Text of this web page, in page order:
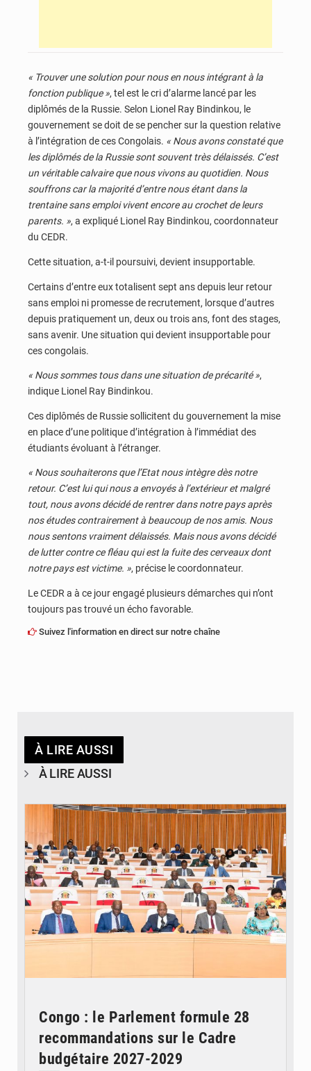
« Trouver une solution pour nous en nous intégrant à la
fonction publique », tel est le cri d’alarme lancé par les
diplômés de la Russie. Selon Lionel Ray Bindinkou, le
gouvernement se doit de se pencher sur la question relative
à l’intégration de ces Congolais. « Nous avons constaté que
les diplômés de la Russie sont souvent très délaissés. C’est
un véritable calvaire que nous vivons au quotidien. Nous
souffrons car la majorité d’entre nous étant dans la
trentaine sans emploi vivent encore au crochet de leurs
parents. », a expliqué Lionel Ray Bindinkou, coordonnateur
du CEDR.
Cette situation, a-t-il poursuivi, devient insupportable.
Certains d’entre eux totalisent sept ans depuis leur retour
sans emploi ni promesse de recrutement, lorsque d’autres
depuis pratiquement un, deux ou trois ans, font des stages,
sans avenir. Une situation qui devient insupportable pour
ces congolais.
« Nous sommes tous dans une situation de précarité »,
indique Lionel Ray Bindinkou.
Ces diplômés de Russie sollicitent du gouvernement la mise
en place d’une politique d’intégration à l’immédiat des
étudiants évoluant à l’étranger.
« Nous souhaiterons que l’Etat nous intègre dès notre
retour. C’est lui qui nous a envoyés à l’extérieur et malgré
tout, nous avons décidé de rentrer dans notre pays après
nos études contrairement à beaucoup de nos amis. Nous
nous sentons vraiment délaissés. Mais nous avons décidé
de lutter contre ce fléau qui est la fuite des cerveaux dont
notre pays est victime. », précise le coordonnateur.
Le CEDR a à ce jour engagé plusieurs démarches qui n’ont
toujours pas trouvé un écho favorable.
Suivez l'information en direct sur notre chaîne
À LIRE AUSSI
À LIRE AUSSI
Congo : le Parlement formule 28
recommandations sur le Cadre
budgétaire 2027-2029